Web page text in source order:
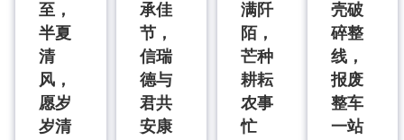
至，
半夏
清
风，
愿岁
岁清
承佳
节，
信瑞
德与
君共
安康
满阡
陌，
芒种
耕耘
农事
忙
壳破
碎整
线，
报废
整车
一站